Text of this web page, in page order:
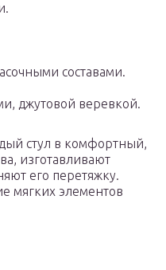
составами.
джутовой веревкой.
стул в комфортный,
изготавливают
его перетяжку.
мягких элементов